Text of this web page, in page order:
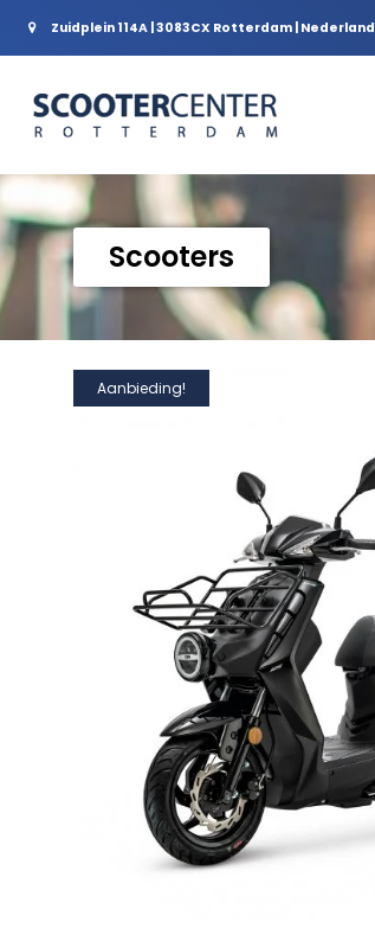
Zuidplein 114A | 3083CX Rotterdam | Nederland
Scooters
Aanbieding!